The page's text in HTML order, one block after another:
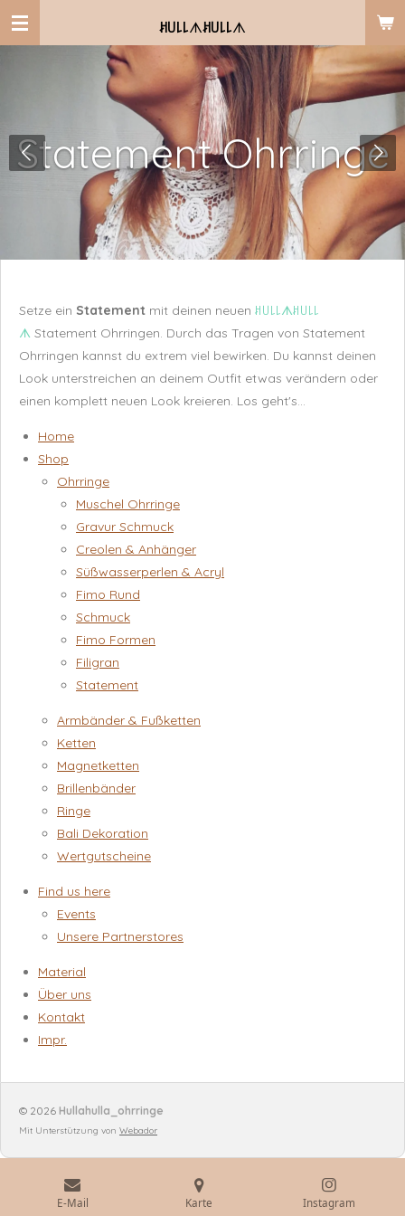
Zum
ꎧ꒤꒒꒒ᗑꎧ꒤꒒꒒ᗑ
Statement Ohrringe
Setze ein Statement mit deinen neuen ꎧ꒤꒒꒒ᗑꎧ꒤꒒꒒
ᗑ Statement Ohrringen. Durch das Tragen von Statement
Ohrringen kannst du extrem viel bewirken. Du kannst deinen
Look unterstreichen an deinem Outfit etwas verändern oder
einen komplett neuen Look kreieren. Los geht's...
Home
Shop
Ohrringe
Muschel Ohrringe
Gravur Schmuck
Creolen & Anhänger
Süßwasserperlen & Acryl
Fimo Rund
Schmuck
Fimo Formen
Filigran
Statement
Armbänder & Fußketten
Ketten
Magnetketten
Brillenbänder
Ringe
Bali Dekoration
Wertgutscheine
Find us here
Events
Unsere Partnerstores
Material
Über uns
Kontakt
Impr.
© 2026 Hullahulla_ohrringe
Mit Unterstützung von Webador
E-Mail Karte Instagram